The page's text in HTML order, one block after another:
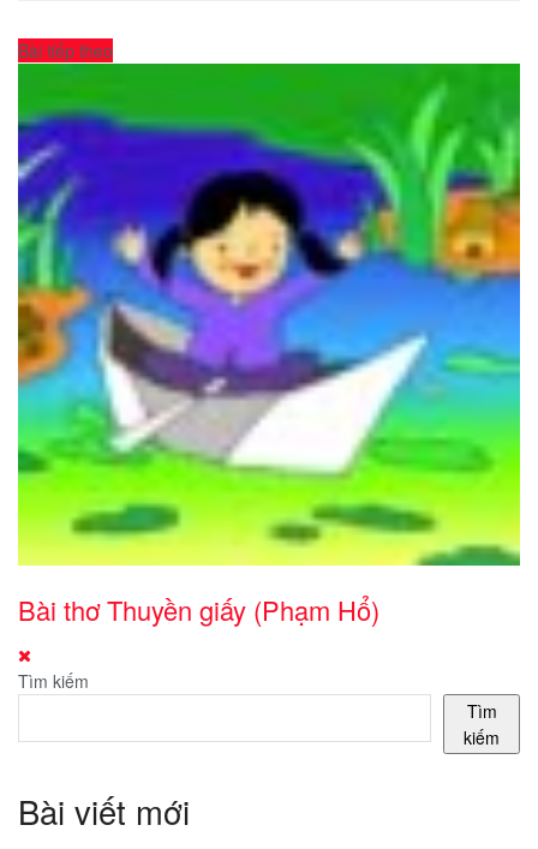
Bài tiếp theo
Bài thơ Thuyền giấy (Phạm Hổ)
Tìm kiếm
Tìm
kiếm
Bài viết mới